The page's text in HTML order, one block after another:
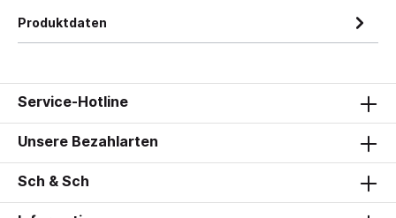
Produktdaten
Service-Hotline
Unsere Bezahlarten
Sch & Sch